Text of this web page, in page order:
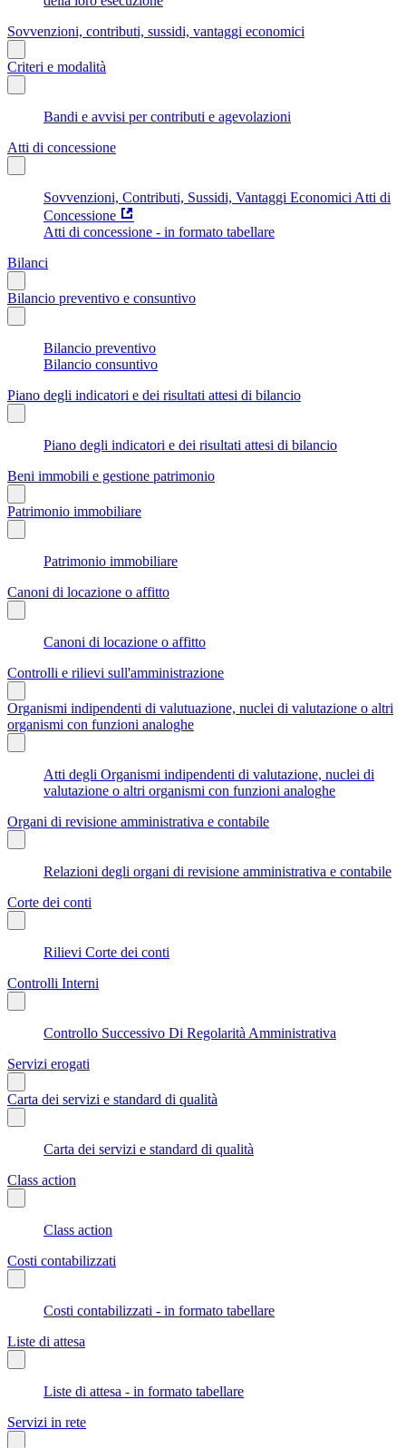
Sovvenzioni, contributi, sussidi, vantaggi economici
Criteri e modalità
Bandi e avvisi per contributi e agevolazioni
Atti di concessione
Sovvenzioni, Contributi, Sussidi, Vantaggi Economici Atti di
Concessione
Atti di concessione - in formato tabellare
Bilanci
Bilancio preventivo e consuntivo
Bilancio preventivo
Bilancio consuntivo
Piano degli indicatori e dei risultati attesi di bilancio
Piano degli indicatori e dei risultati attesi di bilancio
Beni immobili e gestione patrimonio
Patrimonio immobiliare
Patrimonio immobiliare
Canoni di locazione o affitto
Canoni di locazione o affitto
Controlli e rilievi sull'amministrazione
Organismi indipendenti di valutuazione, nuclei di valutazione o altri
organismi con funzioni analoghe
Atti degli Organismi indipendenti di valutazione, nuclei di
valutazione o altri organismi con funzioni analoghe
Organi di revisione amministrativa e contabile
Relazioni degli organi di revisione amministrativa e contabile
Corte dei conti
Rilievi Corte dei conti
Controlli Interni
Controllo Successivo Di Regolarità Amministrativa
Servizi erogati
Carta dei servizi e standard di qualità
Carta dei servizi e standard di qualità
Class action
Class action
Costi contabilizzati
Costi contabilizzati - in formato tabellare
Liste di attesa
Liste di attesa - in formato tabellare
Servizi in rete